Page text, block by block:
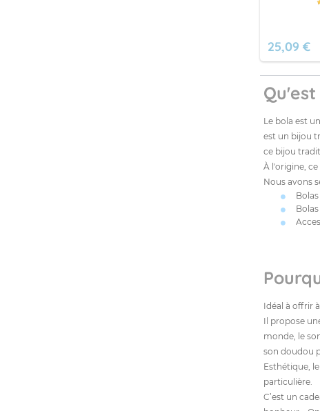
25,09 €
Le bola est
est un bijou
ce bijou
À l'origine,
Nous avons
Idéal à offrir
Il propose
monde, le
son doudou
Esthétique,
particulière.
C’est un